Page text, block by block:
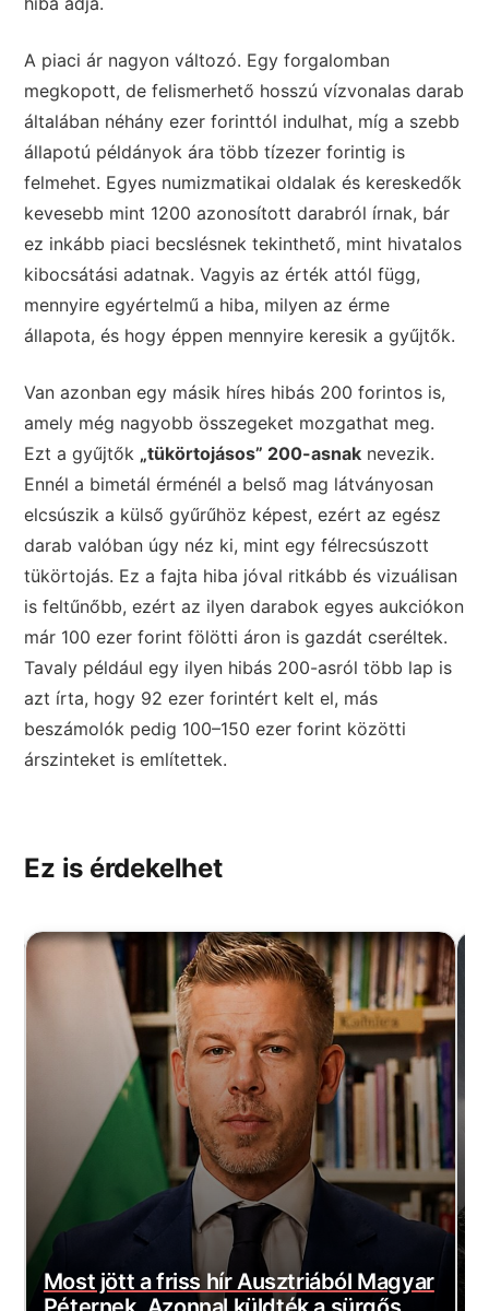
A piaci ár nagyon változó. Egy forgalomban
megkopott, de felismerhető hosszú vízvonalas darab
általában néhány ezer forinttól indulhat, míg a szebb
állapotú példányok ára több tízezer forintig is
felmehet. Egyes numizmatikai oldalak és kereskedők
kevesebb mint 1200 azonosított darabról írnak, bár
ez inkább piaci becslésnek tekinthető, mint hivatalos
kibocsátási adatnak. Vagyis az érték attól függ,
mennyire egyértelmű a hiba, milyen az érme
állapota, és hogy éppen mennyire keresik a gyűjtők.
Van azonban egy másik híres hibás 200 forintos is,
amely még nagyobb összegeket mozgathat meg.
Ezt a gyűjtők „tükörtojásos” 200-asnak nevezik.
Ennél a bimetál érménél a belső mag látványosan
elcsúszik a külső gyűrűhöz képest, ezért az egész
darab valóban úgy néz ki, mint egy félrecsúszott
tükörtojás. Ez a fajta hiba jóval ritkább és vizuálisan
is feltűnőbb, ezért az ilyen darabok egyes aukciókon
már 100 ezer forint fölötti áron is gazdát cseréltek.
Tavaly például egy ilyen hibás 200-asról több lap is
azt írta, hogy 92 ezer forintért kelt el, más
beszámolók pedig 100–150 ezer forint közötti
árszinteket is említettek.
Ez is érdekelhet
Most jött a friss hír Ausztriából Magyar